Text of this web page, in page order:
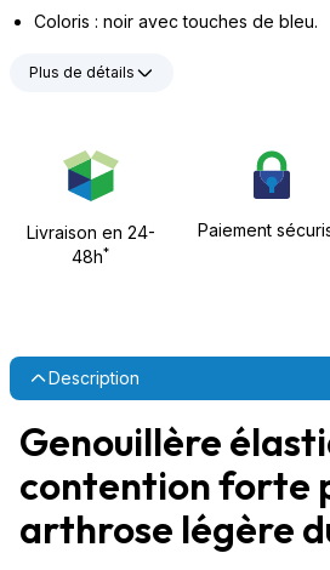
Coloris : noir avec touches de bleu.
Plus de détails
Livraison en 24-
48h*
Paiement
Description
Genouillère
contention forte
arthrose légère